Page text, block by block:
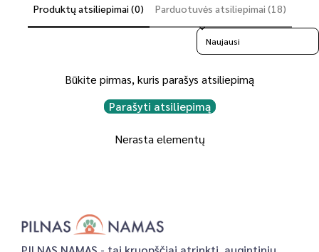
Produktų atsiliepimai (0) Parduotuvės atsiliepimai (18)
Sort reviews by
Būkite pirmas, kuris parašys atsiliepimą
Parašyti atsiliepimą
Nerasta elementų